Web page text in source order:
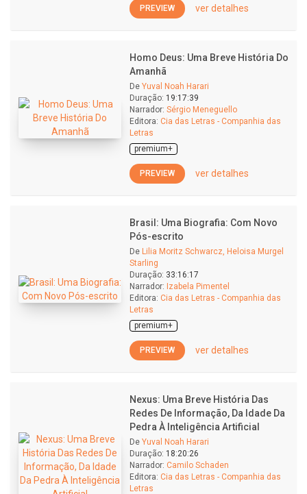
PREVIEW ver detalhes
Homo Deus: Uma Breve História Do
Amanhã
De Yuval Noah Harari
Duração: 19:17:39
Narrador: Sérgio Meneguello
Editora: Cia das Letras - Companhia das
Letras
premium+
PREVIEW ver detalhes
Brasil: Uma Biografia: Com Novo
Pós-escrito
De Lilia Moritz Schwarcz, Heloisa Murgel
Starling
Duração: 33:16:17
Narrador: Izabela Pimentel
Editora: Cia das Letras - Companhia das
Letras
premium+
PREVIEW ver detalhes
Nexus: Uma Breve História Das
Redes De Informação, Da Idade Da
Pedra À Inteligência Artificial
De Yuval Noah Harari
Duração: 18:20:26
Narrador: Camilo Schaden
Editora: Cia das Letras - Companhia das
Letras